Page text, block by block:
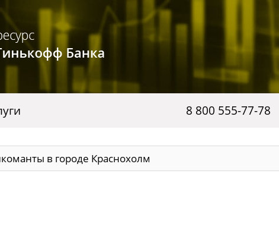
8 800 555-77-78
в городе Краснохолм